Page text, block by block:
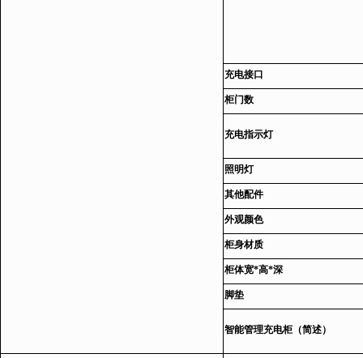
充电接口
柜门数
充电指示灯
照明灯
其他配件
外观颜色
柜身材质
柜体宽*高*深
脚垫
智能管理充电柜（简述）